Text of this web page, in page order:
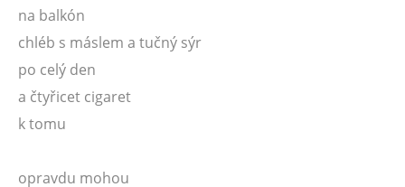
na balkón
chléb s máslem a tučný sýr
po celý den
a čtyřicet cigaret
k tomu
opravdu mohou